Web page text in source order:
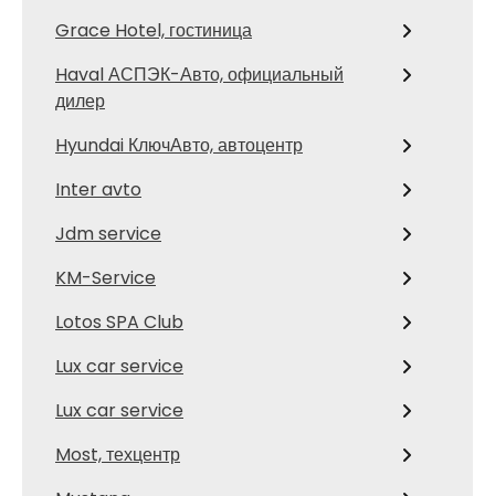
Grace Hotel, гостиница
Haval АСПЭК-Авто, официальный
дилер
Hyundai КлючАвто, автоцентр
Inter avto
Jdm service
KM-Service
Lotos SPA Club
Lux car service
Lux car service
Most, техцентр